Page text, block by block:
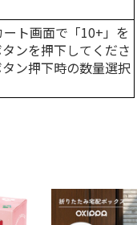
ト画面で「10+」を
ンを押下してくださ
ン押下時の数量選択